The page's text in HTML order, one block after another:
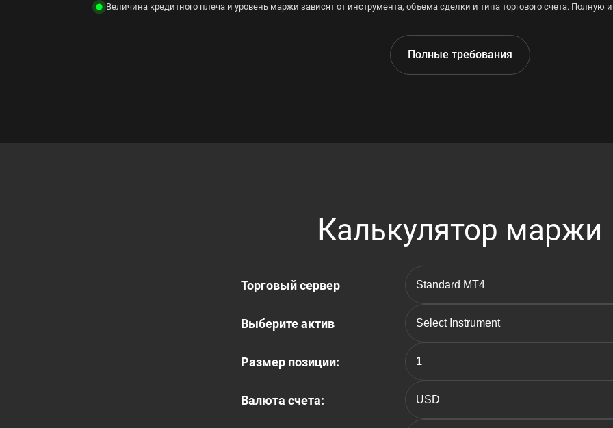
Величина кредитного плеча и уровень маржи зависят от инструмента, объема сделки и типа торгового счета.
Полные требования
Калькулятор маржи
Торговый сервер
Выберите актив
Размер позиции:
Валюта счета: